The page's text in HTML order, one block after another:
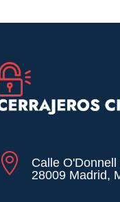

Calle O'Donnell
28009 Madrid,